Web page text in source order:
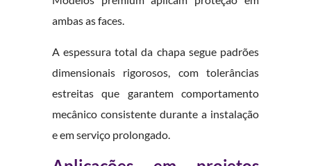
ambas as faces.
A espessura total da chapa segue padrões
dimensionais rigorosos, com tolerâncias
estreitas que garantem comportamento
mecânico consistente durante a instalação
e em serviço prolongado.